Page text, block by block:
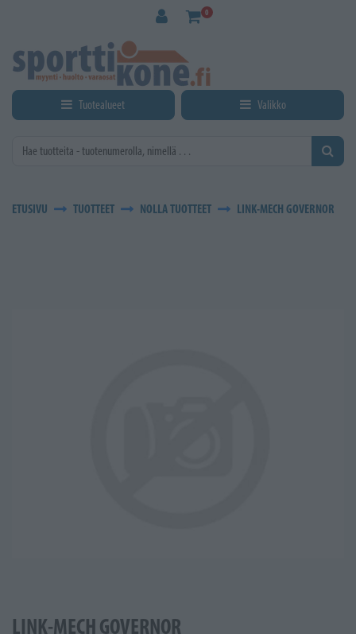
0
Tuotealueet Valikko
ETUSIVU TUOTTEET NOLLA TUOTTEET LINK-MECH GOVERNOR
LINK-MECH GOVERNOR